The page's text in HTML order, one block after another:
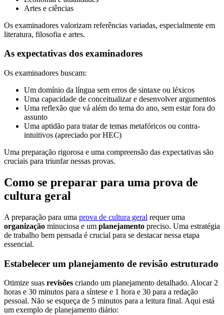
Artes e ciências
Os examinadores valorizam referências variadas, especialmente em
literatura, filosofia e artes.
As expectativas dos examinadores
Os examinadores buscam:
Um domínio da língua sem erros de sintaxe ou léxicos
Uma capacidade de conceitualizar e desenvolver argumentos
Uma reflexão que vá além do tema do ano, sem estar fora do
assunto
Uma aptidão para tratar de temas metafóricos ou contra-
intuitivos (apreciado por HEC)
Uma preparação rigorosa e uma compreensão das expectativas são
cruciais para triunfar nessas provas.
Como se preparar para uma prova de
cultura geral
A preparação para uma prova de cultura geral requer uma
organização minuciosa e um planejamento preciso. Uma estratégia
de trabalho bem pensada é crucial para se destacar nessa etapa
essencial.
Estabelecer um planejamento de revisão estruturado
Otimize suas revisões criando um planejamento detalhado. Alocar 2
horas e 30 minutos para a síntese e 1 hora e 30 para a redação
pessoal. Não se esqueça de 5 minutos para a leitura final. Aqui está
um exemplo de planejamento diário: